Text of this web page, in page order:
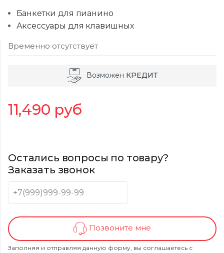
Банкетки для пианино
Аксессуары для клавишных
Временно отсутствует
Возможен КРЕДИТ
11,490 руб
Остались вопросы по товару?
Заказать звонок
Позвоните мне
Заполняя и отправляя данную форму, вы соглашаетесь с